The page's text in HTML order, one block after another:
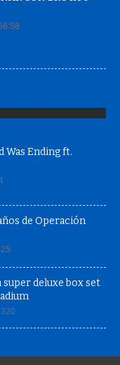
Was Ending ft.
de Operación
super deluxe box set